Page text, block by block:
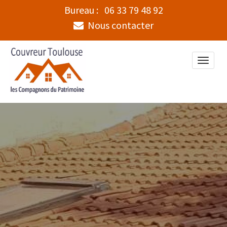
Bureau : 06 33 79 48 92
Nous contacter
Toggle